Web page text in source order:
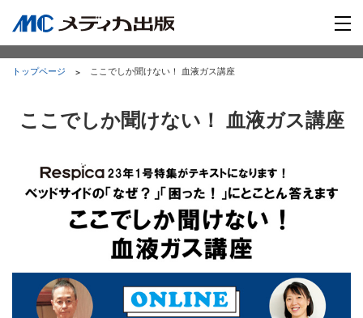
トップページ ここでしか聞けない！ 血液ガス講座
ここでしか聞けない！ 血液ガス講座